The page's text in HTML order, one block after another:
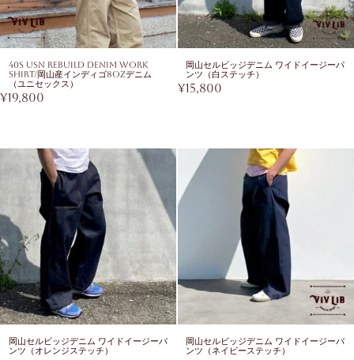
40s USN Rebuild Denim Work
Shirt/岡山産インディゴ8ozデニム
（ユニセックス）
¥19,800
岡山セルビッジデニム ワイドイージーパ
ンツ（白ステッチ）
¥15,800
岡山セルビッジデニム ワイドイージーパ
ンツ（オレンジステッチ）
岡山セルビッジデニム ワイドイージーパ
ンツ（ネイビーステッチ）